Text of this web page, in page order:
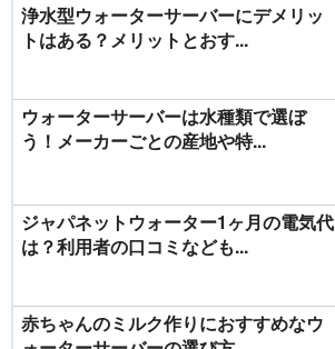
浄水型ウォーターサーバーにデメリッ
トはある？メリットとおす...
ウォーターサーバーは水種類で選ぼ
う！メーカーごとの産地や特...
ジャパネットウォーター1ヶ月の電気代
は？利用者の口コミなども...
赤ちゃんのミルク作りにおすすめなウ